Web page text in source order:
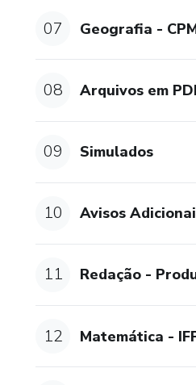
07 Geografia -
08 Arquivos em
09 Simulados
10 Avisos
11 Redação -
12 Matemática -